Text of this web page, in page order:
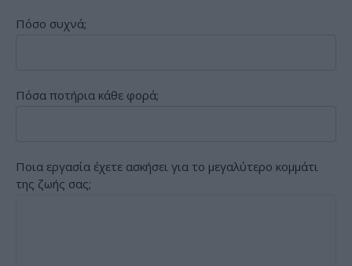
Πόσο συχνά;
Πόσα ποτήρια κάθε φορά;
Ποια εργασία έχετε ασκήσει για το μεγαλύτερο κομμάτι
της ζωής σας;